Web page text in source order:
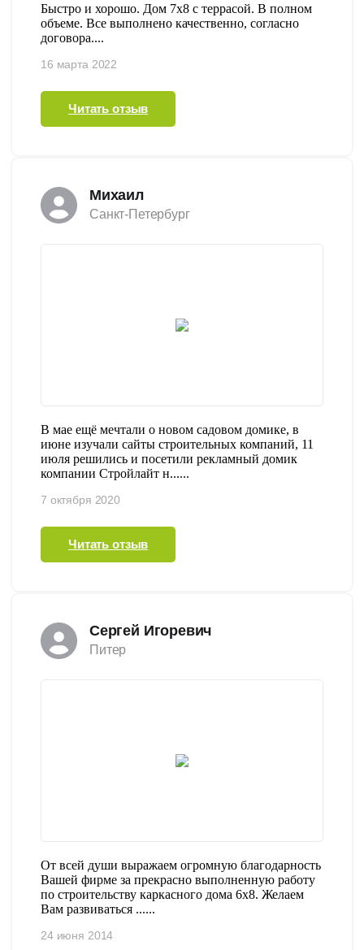
Быстро и хорошо. Дом 7х8 c террасой. В полном
объеме. Все выполнено качественно, согласно
договора....
16 марта 2022
Читать отзыв
Михаил
Санкт-Петербург
В мае ещё мечтали о новом садовом домике, в
июне изучали сайты строительных компаний, 11
июля решились и посетили рекламный домик
компании Стройлайт н......
7 октября 2020
Читать отзыв
Сергей Игоревич
Питер
От всей души выражаем огромную благодарность
Вашей фирме за прекрасно выполненную работу
по строительству каркасного дома 6х8. Желаем
Вам развиваться ......
24 июня 2014